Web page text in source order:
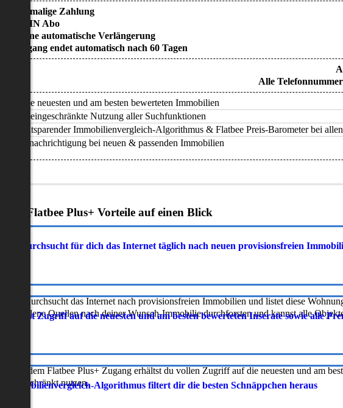
• Einmalige Zahlung
• KEIN Abo
• Keine automatische Verlängerung
• Zugang endet automatisch nach 60 Tagen
Alle
Alle neuesten und am besten bewerteten Immobilien
Uneingeschränkte Nutzung aller Suchfunktionen
Zeitsparender Immobilienvergleich-Algorithmus & Flatbee Preis-Barometer bei
Benachrichtigung bei neuen & passenden Immobilien
Flatbee Plus+ Vorteile auf einen Blick
durchsucht für dich das Internet täglich nach neuen provisionsfreien
durchsucht das Internet nach provisionsfreien Immobilien und listet diese
Quellen nach deiner Wunsch-Immobilie durchforsten und kannst alle
erhältst Zugriff auf die neuesten und am besten bewerteten Inserate sowie alle
mit dem Flatbee Plus+ Zugang erhältst du vollen Zugriff auf die neuesten und am
nutzen.
Immobilienvergleich-Algorithmus filtert dir die besten Schnäppchen heraus